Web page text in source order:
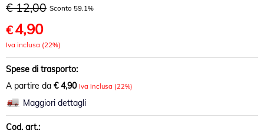
€ 12,00 Sconto 59.1%
€4,90
Iva inclusa (22%)
Spese di trasporto:
A partire da € 4,90 Iva inclusa (22%)
Maggiori dettagli
Cod. art.: